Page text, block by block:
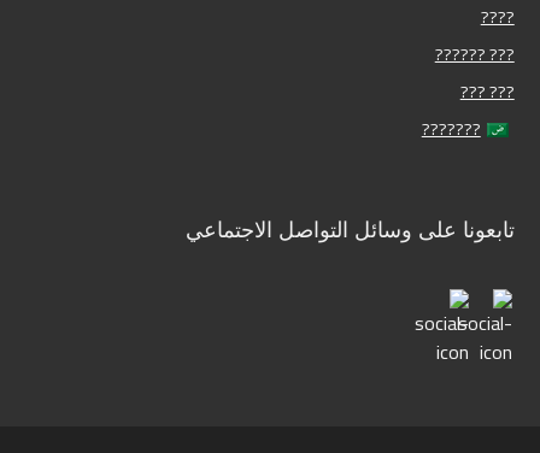
????
??? ??????
??? ???
???????
تابعونا على وسائل التواصل الاجتماعي